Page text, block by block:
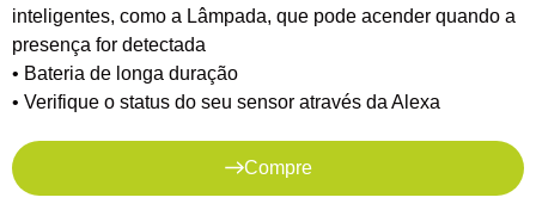
inteligentes, como a Lâmpada, que pode acender quando a
presença for detectada
• Bateria de longa duração
• Verifique o status do seu sensor através da Alexa
Compre